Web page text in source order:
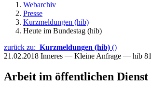
Webarchiv
Presse
Kurzmeldungen (hib)
Heute im Bundestag (hib)
zurück zu: Kurzmeldungen (hib) ()
21.02.2018 Inneres — Kleine Anfrage — hib
Arbeit im öffentlichen